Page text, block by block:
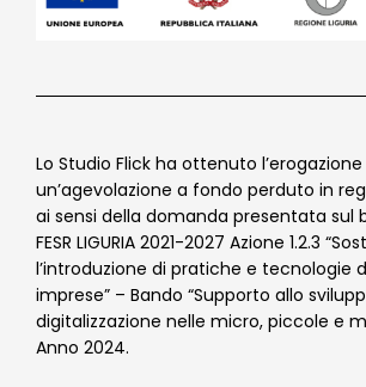
Lo Studio Flick ha ottenuto l’erogazione
un’agevolazione a fondo perduto in
ai sensi della domanda presentata sul
FESR LIGURIA 2021-2027 Azione 1.2.3
l’introduzione di pratiche e tecnologie
imprese” – Bando “Supporto allo
digitalizzazione nelle micro, piccole e
Anno 2024.